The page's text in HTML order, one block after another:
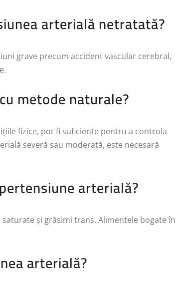
arterială netratată?
grave precum accident vascular cerebral,
metode naturale?
fizice, pot fi suficiente pentru a controla
severă sau moderată, este necesară
arterială?
și grăsimi trans. Alimentele bogate în
arterială?